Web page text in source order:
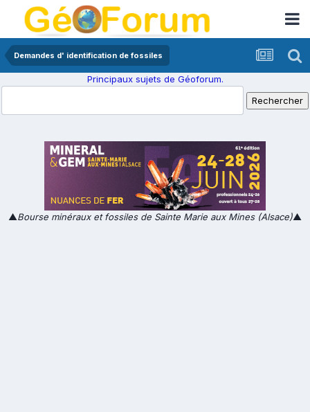
Demandes d' identification de fossiles
Principaux sujets de Géoforum.
▲Bourse minéraux et fossiles de Sainte Marie aux Mines (Alsace)▲